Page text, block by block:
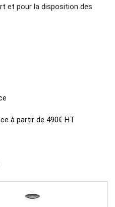
et pour la disposition des
à partir de 490€ HT